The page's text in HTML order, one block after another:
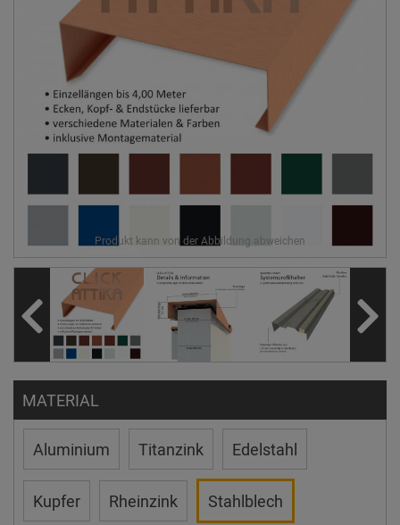
MATERIAL
Aluminium Titanzink Edelstahl
Kupfer Rheinzink Stahlblech